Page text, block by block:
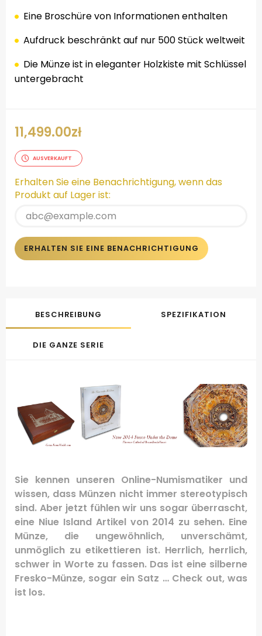
Eine Broschüre von Informationen enthalten
Aufdruck beschränkt auf nur 500 Stück weltweit
Die Münze ist in eleganter Holzkiste mit Schlüssel
untergebracht
11,499.00zł
AUSVERKAUFT
Erhalten Sie eine Benachrichtigung, wenn das
Produkt auf Lager ist:
ERHALTEN SIE EINE BENACHRICHTIGUNG
BESCHREIBUNG SPEZIFIKATION
DIE GANZE SERIE
Sie kennen unseren Online-Numismatiker und
wissen, dass Münzen nicht immer stereotypisch
sind. Aber jetzt fühlen wir uns sogar überrascht,
eine Niue Island Artikel von 2014 zu sehen. Eine
Münze, die ungewöhnlich, unverschämt,
unmöglich zu etikettieren ist. Herrlich, herrlich,
schwer in Worte zu fassen. Das ist eine silberne
Fresko-Münze, sogar ein Satz … Check out, was
ist los.